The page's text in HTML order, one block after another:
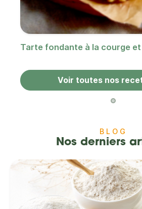
Tarte fondante à la courge
Voir toutes nos
BLOG
Nos derniers